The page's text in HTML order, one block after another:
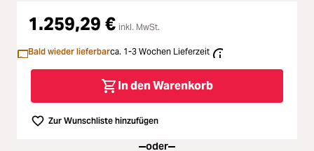
Loading...
Ferngläser
Loading...
Second Hand
Loading...
SALE
1.259,29 € inkl. MwSt.
Bald wieder lieferbarca. 1-3 Wochen Lieferzeit
In den Warenkorb
Zur Wunschliste hinzufügen
oder